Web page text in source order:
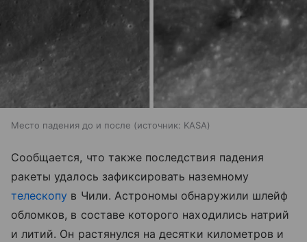
Место падения до и после источник: KASA
Сообщается, что также последствия падения
ракеты удалось зафиксировать наземному
телескопу в Чили. Астрономы обнаружили шлейф
обломков, в составе которого находились натрий
и литий. Он растянулся на десятки километров и